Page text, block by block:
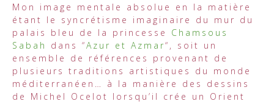
Mon image mentale absolue en la matière
étant le syncrétisme imaginaire du mur du
palais bleu de la princesse Chamsous
Sabah
dans “Azur et Azmar“, soit un
ensemble de références provenant de
plusieurs traditions artistiques du monde
méditerranéen… à la manière des dessins
de Michel Ocelot lorsqu’il crée un Orient